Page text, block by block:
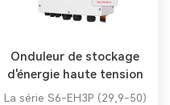
Onduleur de stockage
d'énergie haute tension
triphasé SOLIS
La série S6-EH3P (29,9-50)